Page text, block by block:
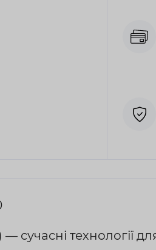
— сучасні технології